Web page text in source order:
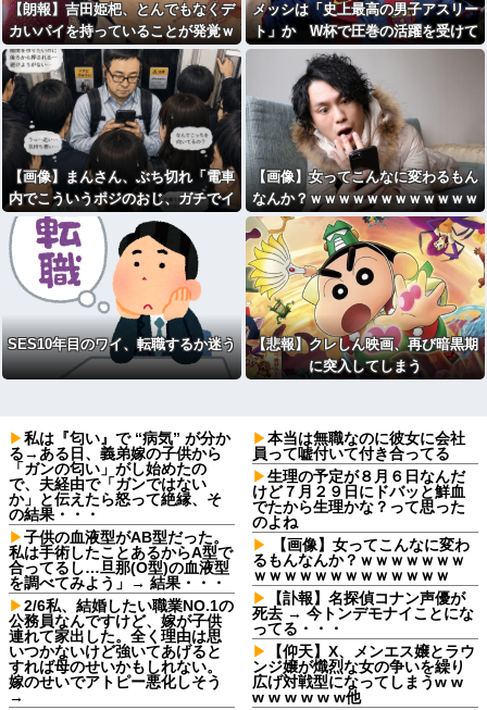
【朗報】吉田姫杷、とんでもなくデ
カいパイを持っていることが発覚ｗ
ｗｗｗｗｗｗｗｗｗｗｗｗｗｗｗｗ
ｗｗｗｗｗｗｗｗｗｗｗｗｗｗ
メッシは「史上最高の男子アスリー
ト」か W杯で圧巻の活躍を受けて
米メディアが称賛
【画像】まんさん、ぶち切れ「電車
内でこういうポジのおじ、ガチでイ
ラネ」
【画像】女ってこんなに変わるもん
なんか？ｗｗｗｗｗｗｗｗｗｗｗｗ
ｗｗｗｗｗｗｗｗ
SES10年目のワイ、転職するか迷う
【悲報】クレしん映画、再び暗黒期
に突入してしまう
私は『匂い』で “病気” が分か
る→ある日、義弟嫁の子供から
「ガンの匂い」がし始めたの
で、夫経由で「ガンではない
か」と伝えたら怒って絶縁、そ
の結果・・・
子供の血液型がAB型だった。
私は手術したことあるからA型で
合ってるし…旦那(O型)の血液型
を調べてみよう」→ 結果・・・
2/6私、結婚したい職業NO.1の
公務員なんですけど、嫁が子供
連れて家出した。全く理由は思
いつかないけど強いてあげると
すれば母のせいかもしれない。
嫁のせいでアトピー悪化しそう
→
本当は無職なのに彼女に会社
員って嘘付いて付き合ってる
生理の予定が８月６日なんだ
けど７月２９日にドバッと鮮血
でたから生理かな？って思った
のよね
【画像】女ってこんなに変わ
るもんなんか？ｗｗｗｗｗｗｗ
ｗｗｗｗｗｗｗｗｗｗｗｗｗ
【訃報】名探偵コナン声優が
死去 → 今トンデモナイことにな
ってる・・・
【仰天】X、メンエス嬢とラウ
ンジ嬢が熾烈な女の争いを繰り
広げ対戦型になってしまうw w
w w w w w w他